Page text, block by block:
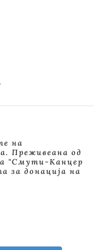
на
Преживеана од
"Смути-Канцер
за донација на